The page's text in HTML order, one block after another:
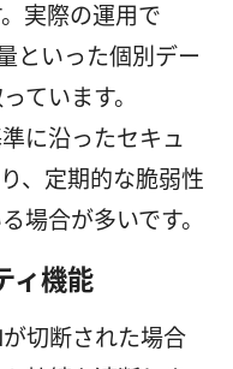
実際の運用で
といった個別デー
ています。
に沿ったセキュ
、定期的な脆弱性
場合が多いです。
ィ機能
切断された場合